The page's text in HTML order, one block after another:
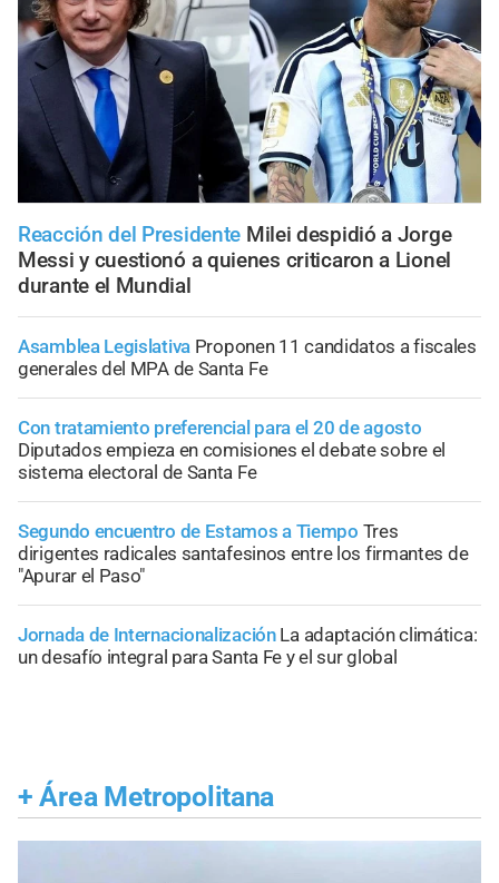
Reacción del Presidente Milei despidió a Jorge
Messi y cuestionó a quienes criticaron a Lionel
durante el Mundial
Asamblea Legislativa Proponen 11 candidatos a fiscales
generales del MPA de Santa Fe
Con tratamiento preferencial para el 20 de agosto
Diputados empieza en comisiones el debate sobre el
sistema electoral de Santa Fe
Segundo encuentro de Estamos a Tiempo Tres
dirigentes radicales santafesinos entre los firmantes de
"Apurar el Paso"
Jornada de Internacionalización La adaptación climática:
un desafío integral para Santa Fe y el sur global
+ Área Metropolitana